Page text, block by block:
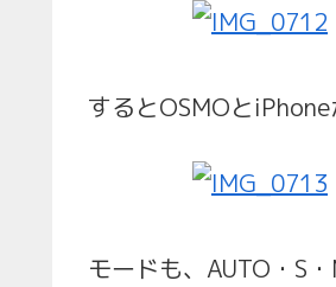
するとOSMOと
モードも、AUTO・S